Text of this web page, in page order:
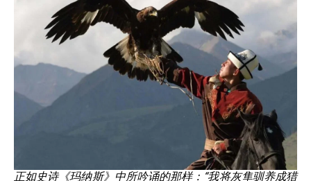
正如史诗《玛纳斯》中所吟诵的那样：“我将灰隼驯养成猎